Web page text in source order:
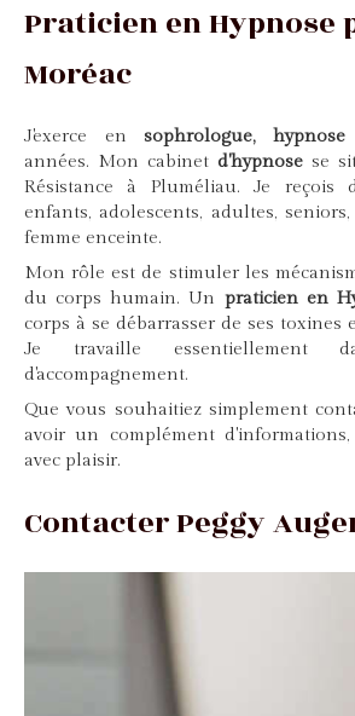
Praticien en Hypnose
Moréac
J'exerce ensophrologue, hypnose
années. Mon cabinetd'hypnosese
Résistance à Pluméliau. Je reçois
enfants, adolescents, adultes,
femme enceinte.
Mon rôle est de stimuler les
du corps humain. Un praticien en
corps à se débarrasser de ses toxines
Je travaille essentiellement
d'accompagnement.
Que vous souhaitiez simplement
avoir un complément
avec plaisir.
Contacter Peggy